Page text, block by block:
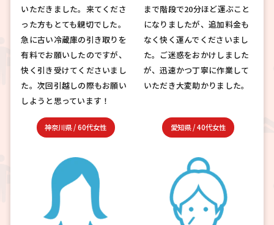
いただきました。来てくださ
った方もとても親切でした。
急に古い冷蔵庫の引き取りを
有料でお願いしたのですが、
快く引き受けてくださいまし
た。次回引越しの際もお願い
しようと思っています！
神奈川県/60代女性
まで階段で20分ほど運ぶこと
になりましたが、追加料金も
なく快く運んでくださいまし
た。ご迷惑をおかけしました
が、迅速かつ丁寧に作業して
いただき大変助かりました。
愛知県/40代女性